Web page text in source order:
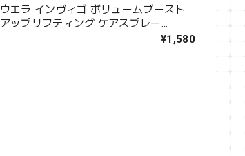
ウエラ インヴィゴ ボリュームブースト
アップリフティング ケアスプレー
¥1,580